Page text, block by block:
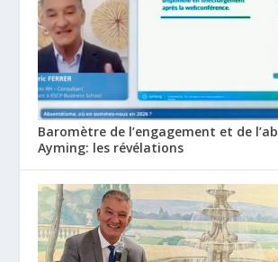
Baromètre de l’engagement et de
Ayming: les révélations